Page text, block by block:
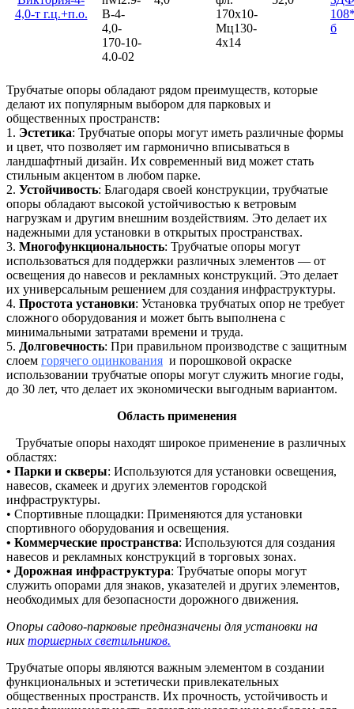
4,0-т г.ц.+п.о.
В-4-
4,0-
170-10-
4.0-02
170х10-
Мц130-
4х14
б
Трубчатые опоры обладают рядом преимуществ, которые
делают их популярным выбором для парковых и
общественных пространств:
1. Эстетика: Трубчатые опоры могут иметь различные формы
и цвет, что позволяет им гармонично вписываться в
ландшафтный дизайн. Их современный вид может стать
стильным акцентом в любом парке.
2. Устойчивость: Благодаря своей конструкции, трубчатые
опоры обладают высокой устойчивостью к ветровым
нагрузкам и другим внешним воздействиям. Это делает их
надежными для установки в открытых пространствах.
3. Многофункциональность: Трубчатые опоры могут
использоваться для поддержки различных элементов — от
освещения до навесов и рекламных конструкций. Это делает
их универсальным решением для создания инфраструктуры.
4. Простота установки: Установка трубчатых опор не требует
сложного оборудования и может быть выполнена с
минимальными затратами времени и труда.
5. Долговечность: При правильном производстве с защитным
слоем горячего оцинкования и порошковой окраске
использовании трубчатые опоры могут служить многие годы,
до 30 лет, что делает их экономически выгодным вариантом.
Область применения
Трубчатые опоры находят широкое применение в различных
областях:
• Парки и скверы: Используются для установки освещения,
навесов, скамеек и других элементов городской
инфраструктуры.
• Спортивные площадки: Применяются для установки
спортивного оборудования и освещения.
• Коммерческие пространства: Используются для создания
навесов и рекламных конструкций в торговых зонах.
• Дорожная инфраструктура: Трубчатые опоры могут
служить опорами для знаков, указателей и других элементов,
необходимых для безопасности дорожного движения.
Опоры садово-парковые предназначены для установки на
них торшерных светильников.
Трубчатые опоры являются важным элементом в создании
функциональных и эстетически привлекательных
общественных пространств. Их прочность, устойчивость и